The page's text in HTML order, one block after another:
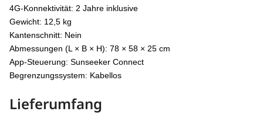
4G-Konnektivität: 2 Jahre inklusive
Gewicht: 12,5 kg
Kantenschnitt: Nein
Abmessungen (L × B × H): 78 × 58 × 25 cm
App-Steuerung: Sunseeker Connect
Begrenzungssystem: Kabellos
Lieferumfang